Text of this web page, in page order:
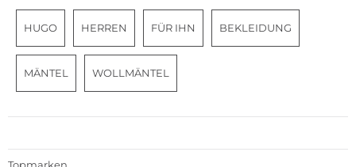
HUGO HERREN FÜR IHN BEKLEIDUNG
MÄNTEL WOLLMÄNTEL
Topmarken